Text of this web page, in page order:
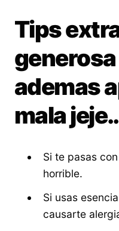
Tips
ademas
mala
Si te pasas
horrible.
Si usas
causarte